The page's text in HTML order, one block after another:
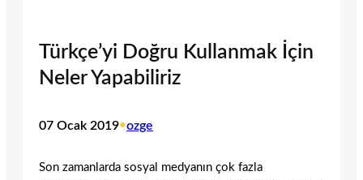
Türkçe’yi Doğru Kullanmak İçin
Neler Yapabiliriz
07 Ocak 2019•ozge
Son zamanlarda sosyal medyanın çok fazla